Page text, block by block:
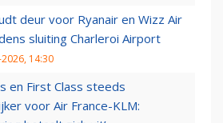
deur voor Ryanair en Wizz Air
sluiting Charleroi Airport
14:30
en First Class steeds
voor Air France-KLM: